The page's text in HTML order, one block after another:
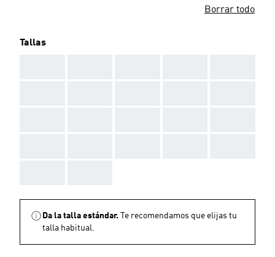
Borrar todo
Tallas
Da la talla estándar.
Te recomendamos que elijas tu
talla habitual.